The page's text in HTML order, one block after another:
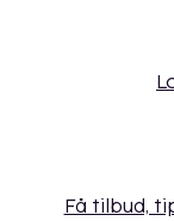
Få tilbud,